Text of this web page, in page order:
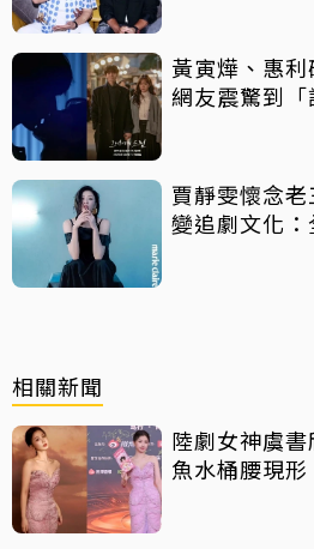
黃寅燁、惠利
網友震驚到
賈靜雯懷念
變追劇文化
相關新聞
陸劇女神虞
魚水桶腰現